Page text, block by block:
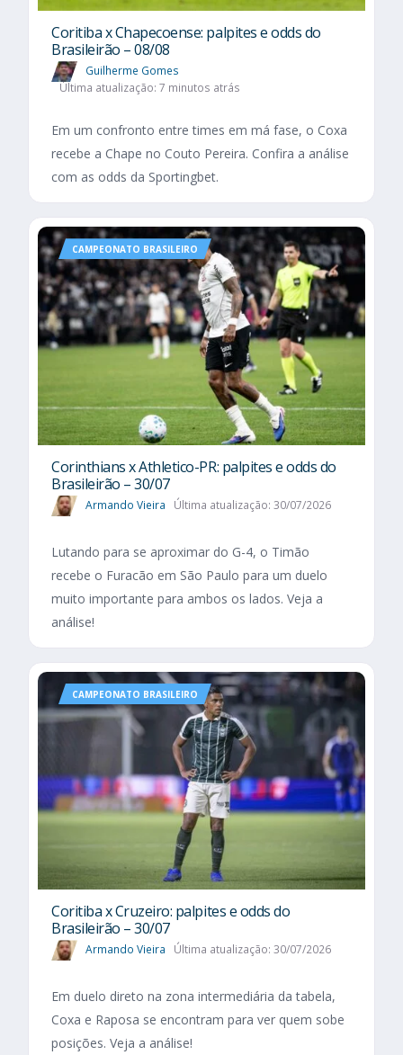
Coritiba x Chapecoense: palpites e odds do
Brasileirão – 08/08
Guilherme Gomes
Última atualização: 7 minutos atrás
Em um confronto entre times em má fase, o Coxa
recebe a Chape no Couto Pereira. Confira a análise
com as odds da Sportingbet.
CAMPEONATO BRASILEIRO
Corinthians x Athletico-PR: palpites e odds do
Brasileirão – 30/07
Armando Vieira Última atualização: 30/07/2026
Lutando para se aproximar do G-4, o Timão
recebe o Furacão em São Paulo para um duelo
muito importante para ambos os lados. Veja a
análise!
CAMPEONATO BRASILEIRO
Coritiba x Cruzeiro: palpites e odds do
Brasileirão – 30/07
Armando Vieira Última atualização: 30/07/2026
Em duelo direto na zona intermediária da tabela,
Coxa e Raposa se encontram para ver quem sobe
posições. Veja a análise!